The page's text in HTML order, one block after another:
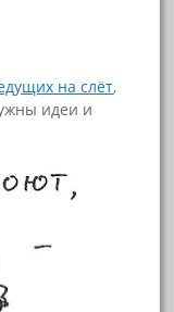
на слёт,
идеи и